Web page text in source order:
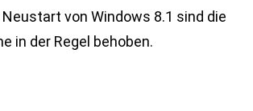
von Windows 8.1 sind die
in der Regel behoben.